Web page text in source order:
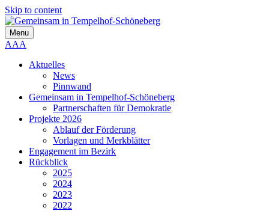
Skip to content
Menu
AAA
Aktuelles
News
Pinnwand
Gemeinsam in Tempelhof-Schöneberg
Partnerschaften für Demokratie
Projekte 2026
Ablauf der Förderung
Vorlagen und Merkblätter
Engagement im Bezirk
Rückblick
2025
2024
2023
2022